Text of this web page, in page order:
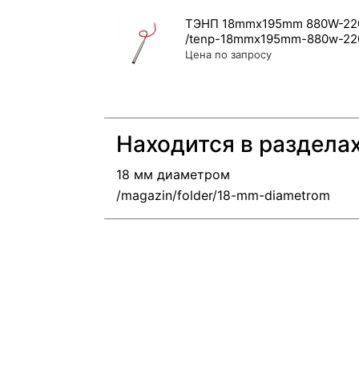
ТЭНП 18mmx195mm 880W-
Цена по запросу
Находится в
18 мм диаметром